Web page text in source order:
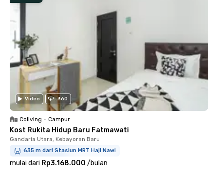
Video 360
Coliving • Campur
Kost Rukita Hidup Baru Fatmawati
Gandaria Utara, Kebayoran Baru
635 m dari Stasiun MRT Haji Nawi
mulai dari Rp3.168.000 /bulan